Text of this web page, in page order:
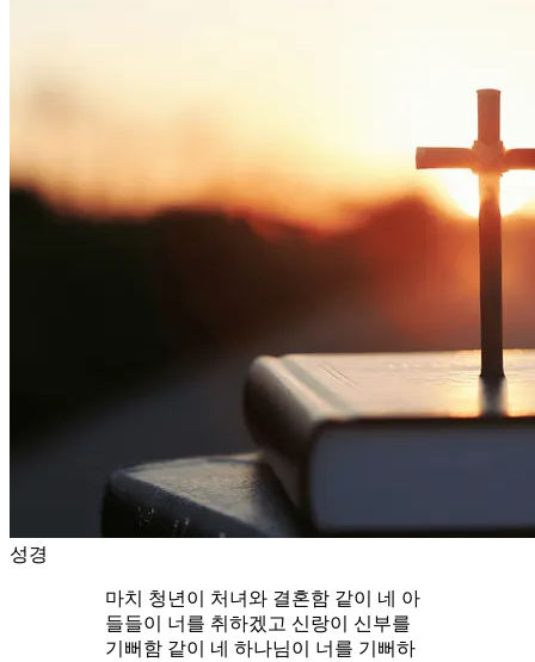
성경
마치 청년이 처녀와 결혼함 같이 네 아
들들이 너를 취하겠고 신랑이 신부를
기뻐함 같이 네 하나님이 너를 기뻐하